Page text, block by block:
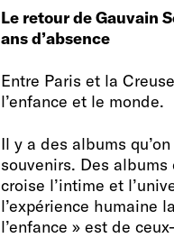
Le retour de Gauvain
ans d’absence
Entre Paris et la
l’enfance et le monde.
Il y a des albums
souvenirs. Des
croise l’intime et
l’expérience humaine
l’enfance » est de